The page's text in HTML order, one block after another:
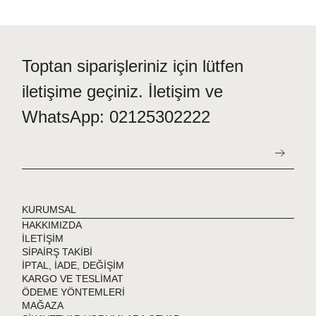
Toptan siparişleriniz için lütfen
iletişime geçiniz. İletişim ve
WhatsApp: 02125302222
KURUMSAL
HAKKIMIZDA
İLETİŞİM
SİPAİRŞ TAKİBİ
İPTAL, İADE, DEĞİŞİM
KARGO VE TESLİMAT
ÖDEME YÖNTEMLERİ
MAĞAZA